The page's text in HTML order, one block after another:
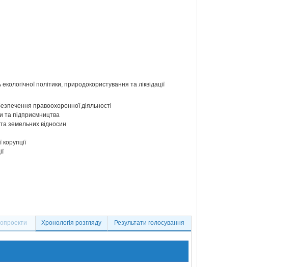
політики, природокористування та ліквідації
правоохоронної діяльності
та підприємництва
земельних відносин
Хронологія розгляду Результати голосування